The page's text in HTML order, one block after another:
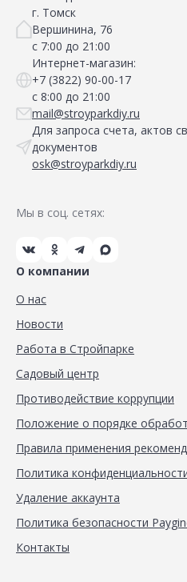
г. Томск
Вершинина, 76
с 7:00 до 21:00
Интернет-магазин:
+7 (3822) 90-00-17
с 8:00 до 21:00
mail@stroyparkdiy.ru
Для запроса счета, актов
документов
osk@stroyparkdiy.ru
Мы в соц. сетях:
О компании
О нас
Новости
Работа в Стройпарке
Садовый центр
Противодействие коррупции
Положение о порядке
Правила применения
Политика
Удаление аккаунта
Политика безопасности
Контакты